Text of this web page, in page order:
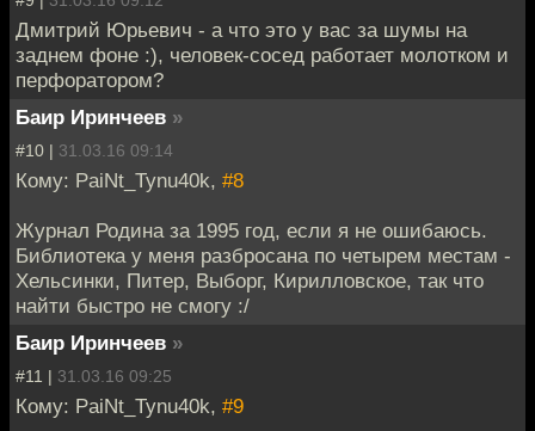
Дмитрий Юрьевич - а что это у вас за шумы на
заднем фоне :), человек-сосед работает молотком и
перфоратором?
Баир Иринчеев »
#10 | 31.03.16 09:14
Кому: PaiNt_Tynu40k, #8
Журнал Родина за 1995 год, если я не ошибаюсь.
Библиотека у меня разбросана по четырем местам -
Хельсинки, Питер, Выборг, Кирилловское, так что
найти быстро не смогу :/
Баир Иринчеев »
#11 | 31.03.16 09:25
Кому: PaiNt_Tynu40k, #9